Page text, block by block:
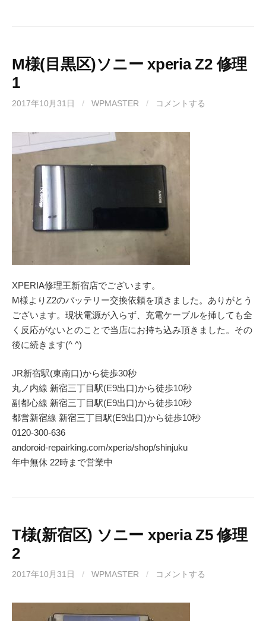
M様(目黒区)ソニー xperia Z2 修理
1
2017年10月31日 / WPMASTER / コメントする
XPERIA修理王新宿店でございます。
M様よりZ2のバッテリー交換依頼を頂きました。ありがとう
ございます。現状電源が入らず、充電ケーブルを挿しても全
く反応がないとのことで当店にお持ち込み頂きました。その
後に続きます(^ ^)
JR新宿駅(東南口)から徒歩30秒
丸ノ内線 新宿三丁目駅(E9出口)から徒歩10秒
副都心線 新宿三丁目駅(E9出口)から徒歩10秒
都営新宿線 新宿三丁目駅(E9出口)から徒歩10秒
0120-300-636
andoroid-repairking.com/xperia/shop/shinjuku
年中無休 22時まで営業中
T様(新宿区) ソニー xperia Z5 修理
2
2017年10月31日 / WPMASTER / コメントする